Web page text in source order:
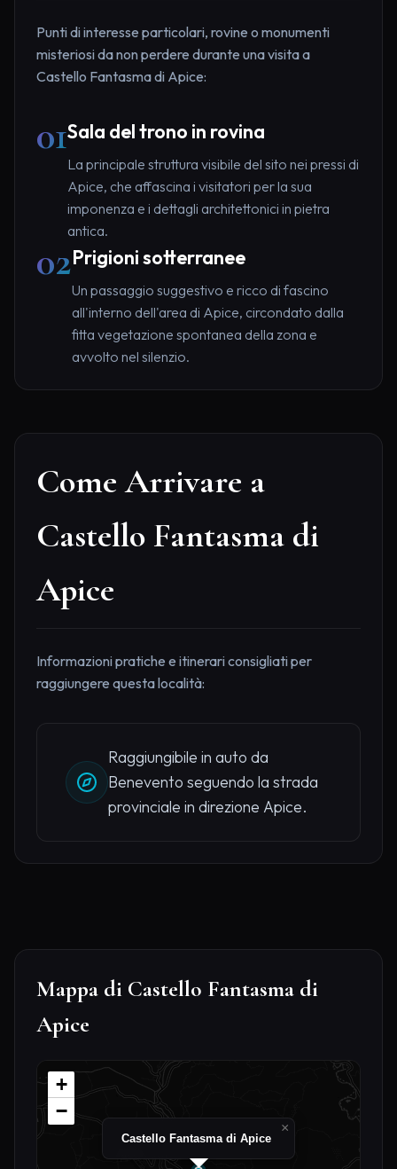
Punti di interesse particolari, rovine o monumenti
misteriosi da non perdere durante una visita a
Castello Fantasma di Apice:
01Sala del trono in rovina
La principale struttura visibile del sito nei pressi di
Apice, che affascina i visitatori per la sua
imponenza e i dettagli architettonici in pietra
antica.
02Prigioni sotterranee
Un passaggio suggestivo e ricco di fascino
all'interno dell'area di Apice, circondato dalla
fitta vegetazione spontanea della zona e
avvolto nel silenzio.
Come Arrivare a
Castello Fantasma di
Apice
Informazioni pratiche e itinerari consigliati per
raggiungere questa località:
Raggiungibile in auto da
Benevento seguendo la strada
provinciale in direzione Apice.
Mappa di Castello Fantasma di
Apice
Castello Fantasma di Apice
×
+
−